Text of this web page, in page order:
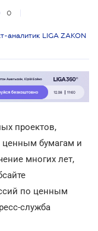
0
LIGA ZAKON
проектов,
бумагам и
многих лет,
по ценным
служба